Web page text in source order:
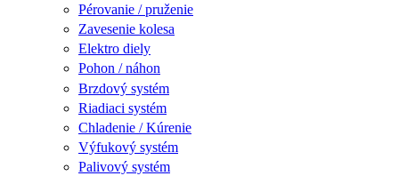
Pérovanie / pruženie
Zavesenie kolesa
Elektro diely
Pohon / náhon
Brzdový systém
Riadiaci systém
Chladenie / Kúrenie
Výfukový systém
Palivový systém